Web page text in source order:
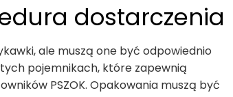
dostarczenia
ale muszą one być odpowiednio
pojemnikach, które zapewnią
PSZOK. Opakowania muszą być